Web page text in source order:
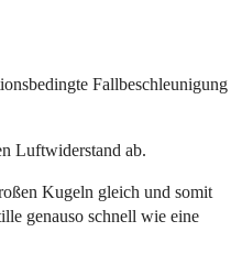
Fallbeschleunigung
Luftwiderstand ab.
Kugeln gleich und somit
genauso schnell wie eine